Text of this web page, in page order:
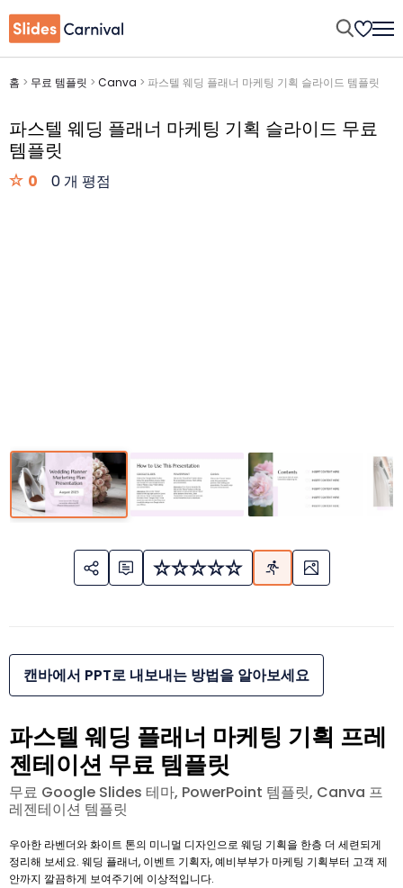
홈 > 무료 템플릿 > Canva > 파스텔 웨딩 플래너 마케팅 기획 슬라이드 템플릿
파스텔 웨딩 플래너 마케팅 기획 슬라이드 무료
템플릿
0 0 개 평점
캔바에서 PPT로 내보내는 방법을 알아보세요
파스텔 웨딩 플래너 마케팅 기획 프레
젠테이션 무료 템플릿
무료 Google Slides 테마, PowerPoint 템플릿, Canva 프
레젠테이션 템플릿
우아한 라벤더와 화이트 톤의 미니멀 디자인으로 웨딩 기획을 한층 더 세련되게
정리해 보세요. 웨딩 플래너, 이벤트 기획자, 예비부부가 마케팅 기획부터 고객 제
안까지 깔끔하게 보여주기에 이상적입니다.